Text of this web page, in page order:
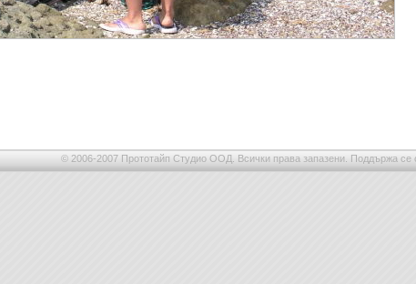
© 2006-2007 Прототайп Студио ООД. Всички права запазени. Поддържа се